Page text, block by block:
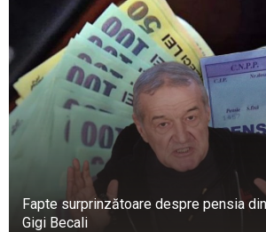
Fapte surprinzătoare despre pensia
Gigi Becali